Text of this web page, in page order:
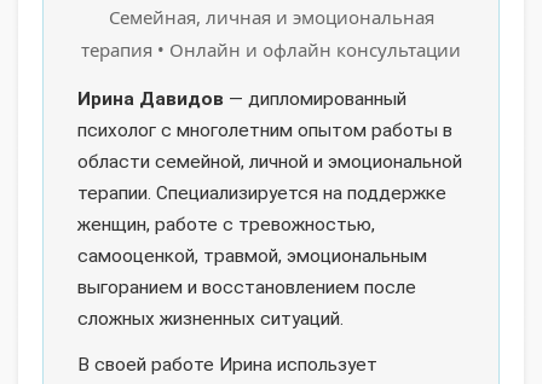
Семейная, личная и эмоциональная
терапия • Онлайн и офлайн консультации
Ирина Давидов — дипломированный
психолог с многолетним опытом работы в
области семейной, личной и эмоциональной
терапии. Специализируется на поддержке
женщин, работе с тревожностью,
самооценкой, травмой, эмоциональным
выгоранием и восстановлением после
сложных жизненных ситуаций.
В своей работе Ирина использует